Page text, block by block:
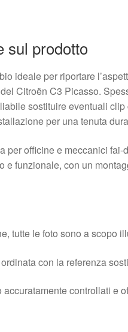
sul prodotto
ideale per riportare
Citroën C3 Picasso.
sostituire eventuali
per una tenuta
per officine e meccanici
e funzionale, con un
tutte le foto sono a scopo
con la referenza
controllati e